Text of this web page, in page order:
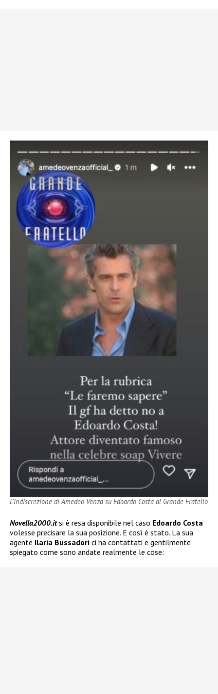
L’indiscrezione di Amedeo Venza su Edoardo Costa al Grande Fratello
Novella2000.itsi è resa disponibile nel caso Edoardo Costa
volesse precisare la sua posizione. E così è stato. La sua
agente Ilaria Bussadori ci ha contattati e gentilmente
spiegato come sono andate realmente le cose: